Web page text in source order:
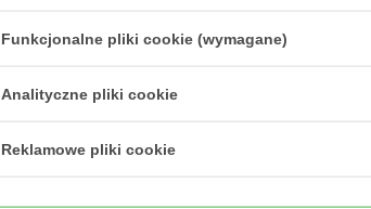
Funkcjonalne pliki cookie (wymagane)
Analityczne pliki cookie
Reklamowe pliki cookie